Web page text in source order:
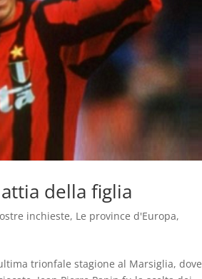
della figlia
inchieste, Le province d'Europa,
trionfale stagione al Marsiglia, dove